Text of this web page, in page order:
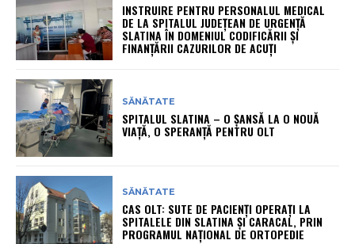
INSTRUIRE PENTRU PERSONALUL MEDICAL
DE LA SPITALUL JUDEȚEAN DE URGENȚĂ
SLATINA ÎN DOMENIUL CODIFICĂRII ȘI
FINANȚĂRII CAZURILOR DE ACUȚI
SĂNĂTATE
SPITALUL SLATINA – O ȘANSĂ LA O NOUĂ
VIAȚĂ, O SPERANȚĂ PENTRU OLT
SĂNĂTATE
CAS OLT: SUTE DE PACIENȚI OPERAȚI LA
SPITALELE DIN SLATINA ȘI CARACAL, PRIN
PROGRAMUL NAȚIONAL DE ORTOPEDIE